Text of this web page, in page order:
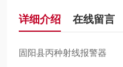
详细介绍 在线留言
固阳县丙种射线报警器